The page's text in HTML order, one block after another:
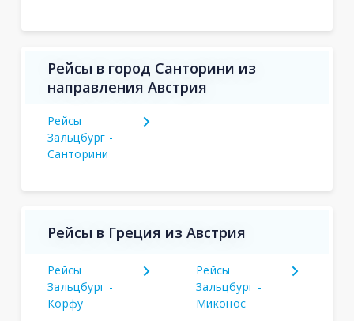
Рейсы в город Санторини из
направления Австрия
Рейсы
Зальцбург -
Санторини
Рейсы в Греция из Австрия
Рейсы
Зальцбург -
Корфу
Рейсы
Зальцбург -
Миконос